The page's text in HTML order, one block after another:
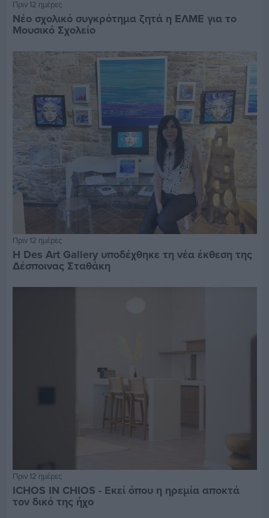
Πριν 12 ημέρες
Νέο σχολικό συγκρότημα ζητά η ΕΛΜΕ για το
Μουσικό Σχολείο
Πριν 12 ημέρες
Η Des Art Gallery υποδέχθηκε τη νέα έκθεση της
Δέσποινας Σταθάκη
Πριν 12 ημέρες
ICHOS IN CHIOS - Εκεί όπου η ηρεμία αποκτά
τον δικό της ήχο